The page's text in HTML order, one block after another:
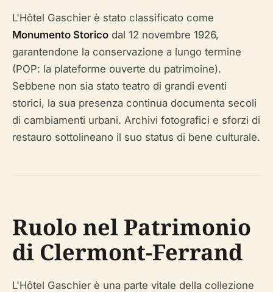
L'Hôtel Gaschier è stato classificato come
Monumento Storico dal 12 novembre 1926,
garantendone la conservazione a lungo termine
(POP: la plateforme ouverte du patrimoine).
Sebbene non sia stato teatro di grandi eventi
storici, la sua presenza continua documenta secoli
di cambiamenti urbani. Archivi fotografici e sforzi di
restauro sottolineano il suo status di bene culturale.
Ruolo nel Patrimonio
di Clermont-Ferrand
L'Hôtel Gaschier è una parte vitale della collezione